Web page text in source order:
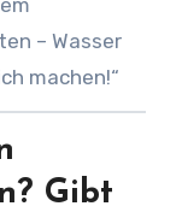
– Wasser
machen!“
Gibt